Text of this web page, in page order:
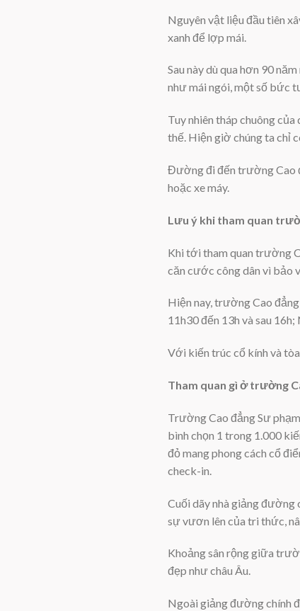
Nguyên vật liệu đầu tiên
xanh để lợp mái.
Sau này dù qua hơn 90
như mái ngói, một số bức
Tuy nhiên tháp chuông
thế. Hiện giờ chúng ta chỉ
Đường đi đến trường Cao
hoặc xe máy.
Lưu ý khi tham quan
Khi tới tham quan trường
căn cước công dân vì bảo
Hiện nay, trường Cao
11h30 đến 13h và sau
Với kiến trúc cổ kính và
Tham quan gì ở trường
Trường Cao đẳng Sư
bình chọn 1 trong 1.000
đỏ mang phong cách cổ
check-in.
Cuối dãy nhà giảng đường
sự vươn lên của tri thức,
Khoảng sân rộng giữa
đẹp như châu Âu.
Ngoài giảng đường chính